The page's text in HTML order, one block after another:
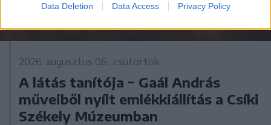
Data Deletion Data Access Privacy Policy
2026. augusztus 06., csütörtök
A látás tanítója − Gaál András
műveiből nyílt emlékkiállítás a Csíki
Székely Múzeumban